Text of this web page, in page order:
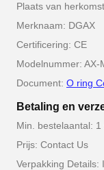
Plaats van
Merknaam: DGAX
Certificering: CE
Modelnummer: AX-
Document: O ring
Betaling en
Min. bestelaantal: 1
Prijs: Contact Us
Verpakking Details: